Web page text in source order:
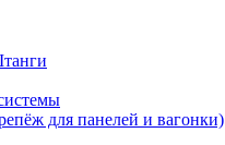
для панелей и вагонки)